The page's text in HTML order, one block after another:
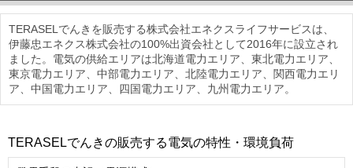
TERASELでんきを販売する株式会社エネクスライフサービスは、
伊藤忠エネクス株式会社の100%出資会社として2016年に設立され
ました。電気の供給エリアは北海道電力エリア、東北電力エリア、
東京電力エリア、中部電力エリア、北陸電力エリア、関西電力エリ
ア、中国電力エリア、四国電力エリア、九州電力エリア。
TERASELでんきの販売する電気の特性・環境負荷